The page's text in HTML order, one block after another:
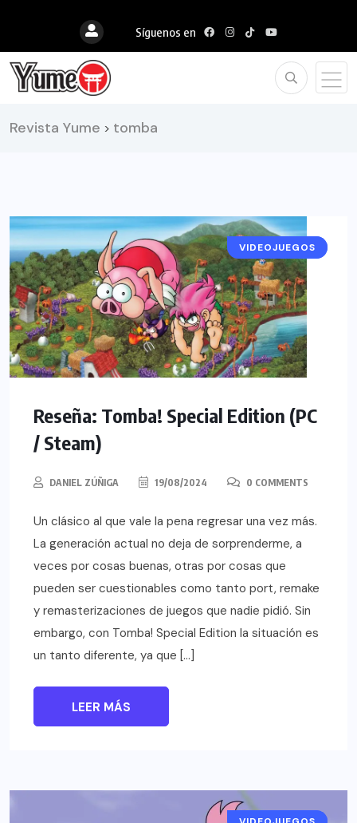
Síguenos en
Revista Yume > tomba
RESEÑAS
VIDEOJUEGOS
Reseña: Tomba! Special Edition (PC
/ Steam)
DANIEL ZÚÑIGA 19/08/2024 0 COMMENTS
Un clásico al que vale la pena regresar una vez más.
La generación actual no deja de sorprenderme, a
veces por cosas buenas, otras por cosas que
pueden ser cuestionables como tanto port, remake
y remasterizaciones de juegos que nadie pidió. Sin
embargo, con Tomba! Special Edition la situación es
un tanto diferente, ya que […]
LEER MÁS